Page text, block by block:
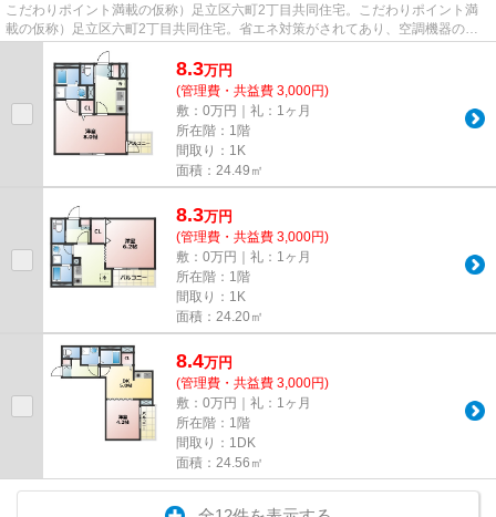
こだわりポイント満載の仮称）足立区六町2丁目共同住宅。こだわりポイント満
載の仮称）足立区六町2丁目共同住宅。省エネ対策がされてあり、空調機器の使
用頻度を抑えられます。こちら...
8.3万円
(管理費・共益費 3,000円)
敷：0万円｜礼：1ヶ月
所在階：1階
間取り：1K
面積：24.49㎡
8.3万円
(管理費・共益費 3,000円)
敷：0万円｜礼：1ヶ月
所在階：1階
間取り：1K
面積：24.20㎡
8.4万円
(管理費・共益費 3,000円)
敷：0万円｜礼：1ヶ月
所在階：1階
間取り：1DK
面積：24.56㎡